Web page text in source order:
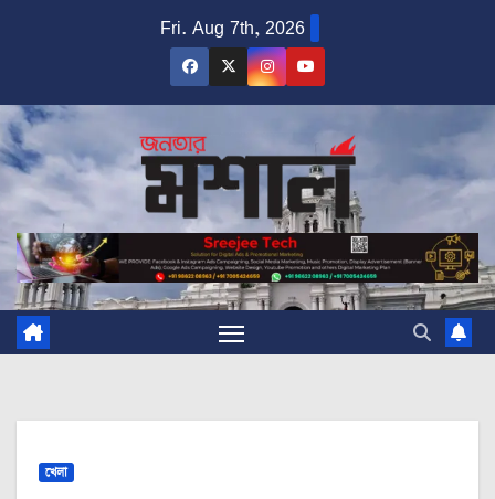
Fri. Aug 7th, 2026
খেলা